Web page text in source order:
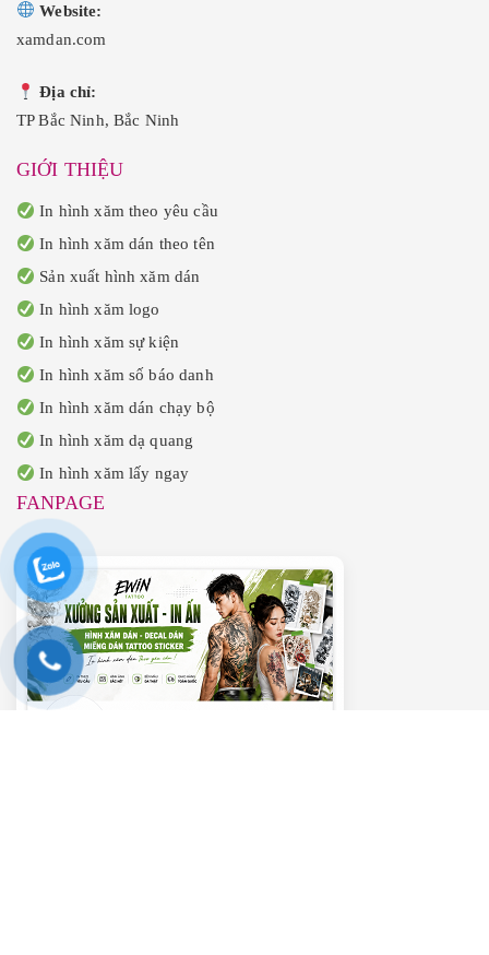
Website:
xamdan.com
Địa chỉ:
TP Bắc Ninh, Bắc Ninh
GIỚI THIỆU
In hình xăm theo yêu cầu
In hình xăm dán theo tên
Sản xuất hình xăm dán
In hình xăm logo
In hình xăm sự kiện
In hình xăm số báo danh
In hình xăm dán chạy bộ
In hình xăm dạ quang
In hình xăm lấy ngay
FANPAGE